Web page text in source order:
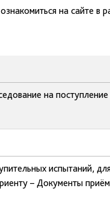
на сайте в
на
испытаний,
– Документы